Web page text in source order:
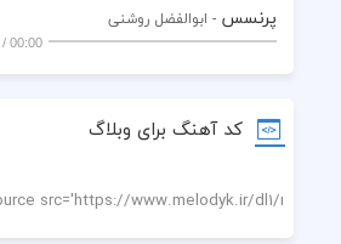
پرنسس - ابوالفضل روشنی
00:00
/
کد آهنگ برای وبلاگ